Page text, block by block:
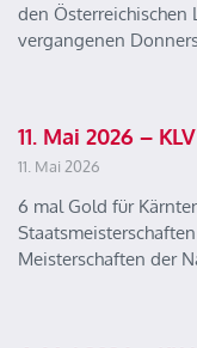
den Österreichischen
vergangenen
11. Mai 2026 –
11. Mai 2026
6 mal Gold für
Meisterschaften der